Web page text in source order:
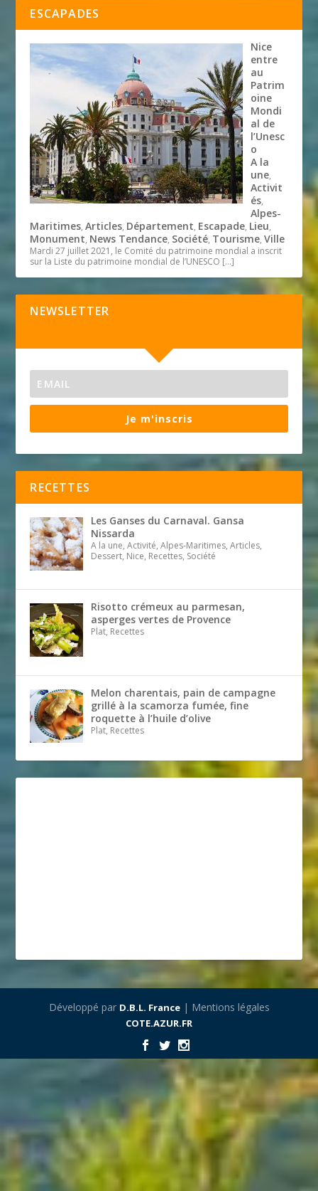
ESCAPADES
Nice
entre
au
Patrim
oine
Mondi
al de
l’Unesc
o
A la
une,
Activit
és,
Alpes-
Maritimes,Articles, Département, Escapade, Lieu,
Monument, News Tendance, Société, Tourisme,Ville
Mardi 27 juillet 2021, le Comité du patrimoine mondial a inscrit
sur la Liste du patrimoine mondial de l’UNESCO […]
NEWSLETTER
Je m'inscris
RECETTES
Les Ganses du Carnaval. Gansa
Nissarda
A la une, Activité, Alpes-Maritimes, Articles,
Dessert, Nice, Recettes, Société
Risotto crémeux au parmesan,
asperges vertes de Provence
Plat, Recettes
Melon charentais, pain de campagne
grillé à la scamorza fumée, fine
roquette à l’huile d’olive
Plat, Recettes
Développé par D.B.L. France| Mentions légales
COTE.AZUR.FR